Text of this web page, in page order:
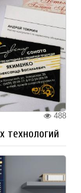
488
технологий